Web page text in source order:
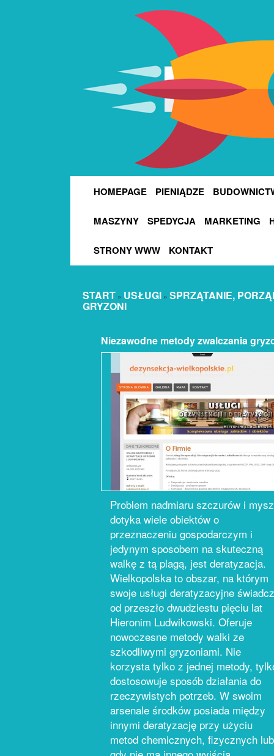
HOMEPAGE PIENIĄDZE
MASZYNY SPEDYCJA MARKETING
STRONY WWW KONTAKT
START » USŁUGI » SPRZĄTANIE,
GRYZONI
Niezawodne metody zwalczania
Problem nadmiaru szczurów i
dotyka wiele obiektów o
przeznaczeniu gospodarczym i
jedynym sposobem na skuteczną
walkę z tą plagą, jest deratyzacja.
Wielkopolska to obszar, na którym
swoje usługi deratyzacyjne
od przeszło dwudziestu pięciu lat
Hieronim Ludwikowski. Oferuje
nowoczesne metody walki ze
szkodliwymi gryzoniami. Nie
korzysta tylko z jednej metody,
dostosowuje sposób działania do
rzeczywistych potrzeb. W swoim
arsenale środków posiada między
innymi deratyzację przy użyciu
metod chemicznych, fizycznych lub